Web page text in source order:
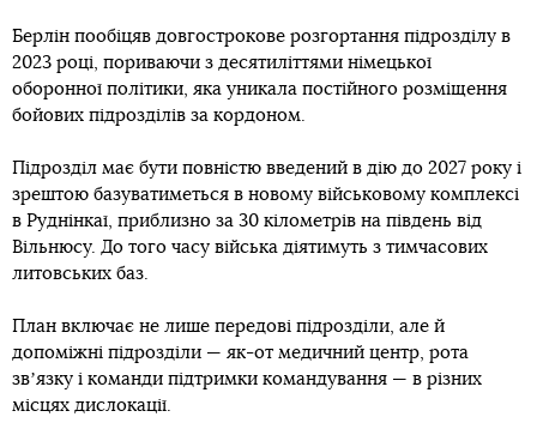
Берлін пообіцяв довгострокове розгортання підрозділу в
2023 році, пориваючи з десятиліттями німецької
оборонної політики, яка уникала постійного розміщення
бойових підрозділів за кордоном.
Підрозділ має бути повністю введений в дію до 2027 року і
зрештою базуватиметься в новому військовому комплексі
в Руднінкаї, приблизно за 30 кілометрів на південь від
Вільнюсу. До того часу війська діятимуть з тимчасових
литовських баз.
План включає не лише передові підрозділи, але й
допоміжні підрозділи — як-от медичний центр, рота
звʼязку і команди підтримки командування — в різних
місцях дислокації.